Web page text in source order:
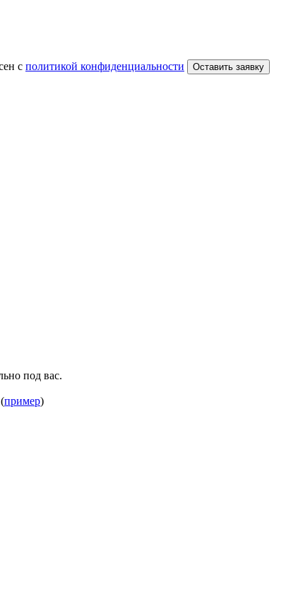
с политикой конфиденциальности Оставить заявку
под вас.
пример)